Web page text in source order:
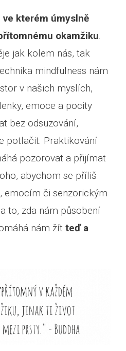
kterém úmyslně
okamžiku.
jak kolem nás, tak
mindfulness nám
v našich myslích,
emoce a pocity
bez odsuzování,
potlačit. Praktikování
pozorovat a přijímat
abychom se příliš
emocím či senzorickým
to, zda nám působení
nám žít teď a